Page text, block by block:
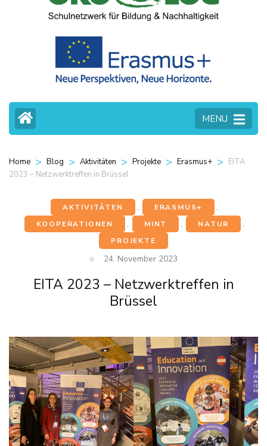
MENU
Home > Blog > Aktivitäten > Projekte > Erasmus+ > EITA
2023 – Netzwerktreffen in Brüssel
AKTIVITÄTEN , ERASMUS+
,
KOOPERATIONEN
, MINT , NATUR
,
PROJEKTE
24. November 2023
EITA 2023 – Netzwerktreffen in
Brüssel